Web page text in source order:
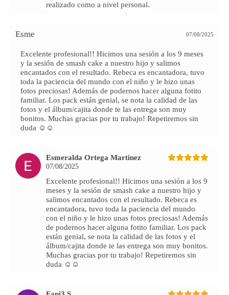
realizado como a nivel personal.
Esme 07/08/2025
Excelente profesional!! Hicimos una sesión a los 9 meses
y la sesión de smash cake a nuestro hijo y salimos
encantados con el resultado. Rebeca es encantadora, tuvo
toda la paciencia del mundo con el niño y le hizo unas
fotos preciosas! Además de podernos hacer alguna fotito
familiar. Los pack están genial, se nota la calidad de las
fotos y el álbum/cajita donde te las entrega son muy
bonitos. Muchas gracias por tu trabajo! Repetiremos sin
duda ☺️☺️
Esmeralda Ortega Martinez
07/08/2025
Excelente profesional!! Hicimos una sesión a los 9
meses y la sesión de smash cake a nuestro hijo y
salimos encantados con el resultado. Rebeca es
encantadora, tuvo toda la paciencia del mundo
con el niño y le hizo unas fotos preciosas! Además
de podernos hacer alguna fotito familiar. Los pack
están genial, se nota la calidad de las fotos y el
álbum/cajita donde te las entrega son muy bonitos.
Muchas gracias por tu trabajo! Repetiremos sin
duda ☺️☺️